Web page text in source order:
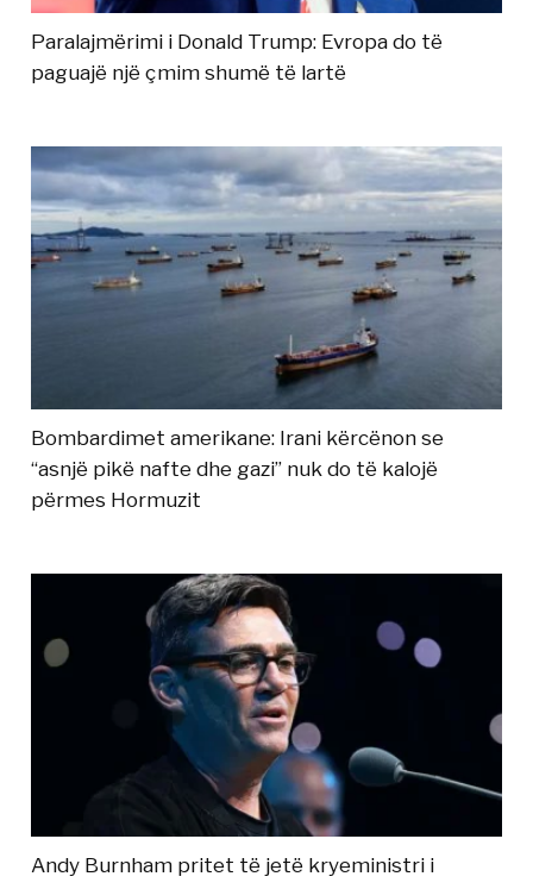
Paralajmërimi i Donald Trump: Evropa do të
paguajë një çmim shumë të lartë
Bombardimet amerikane: Irani kërcënon se
“asnjë pikë nafte dhe gazi” nuk do të kalojë
përmes Hormuzit
Andy Burnham pritet të jetë kryeministri i